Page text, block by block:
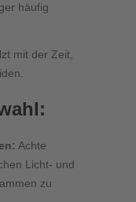
häufig
mit der Zeit,
Achte
Licht- und
zu